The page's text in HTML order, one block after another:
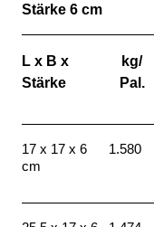
Stärke 6 cm
L x B x
Stärke
kg/
Pal.
17 x 17 x 6
cm
1.580